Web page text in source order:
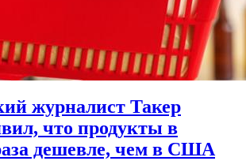
журналист Такер
что продукты в
дешевле, чем в США